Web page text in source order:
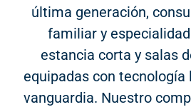
última generación,
familiar y
estancia corta y salas
equipadas con tecnología
vanguardia. Nuestro